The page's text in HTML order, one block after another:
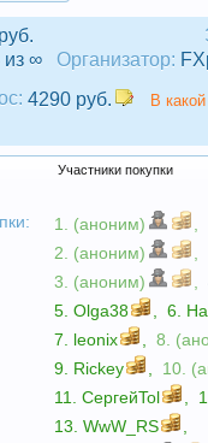
из ∞ Организатор:
4290 руб.
В
Участники покупки
1. (аноним)
2. (аноним)
3. (аноним)
5. Olga38 6.
7. leonix 8.
9. Rickey 10.
11. СергейTol
13. WwW_RS